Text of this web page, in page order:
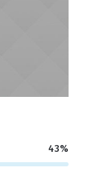
43%